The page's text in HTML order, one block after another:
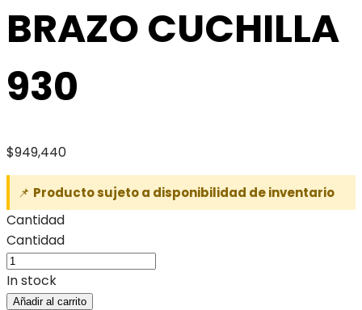
BRAZO CUCHILLA
930
$949,440
📌 Producto sujeto a disponibilidad de inventario
Cantidad
Cantidad
In stock
Añadir al carrito